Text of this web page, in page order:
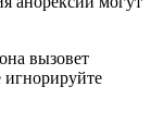
вызовет
игнорируйте